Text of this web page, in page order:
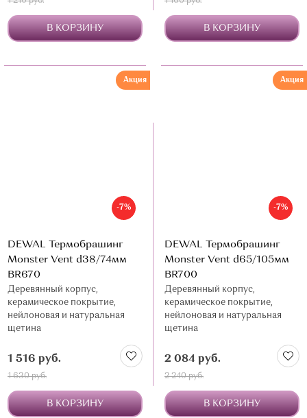
В КОРЗИНУ В КОРЗИНУ
-7%
Акция
DEWAL Термобрашинг
Monster Vent d38/74мм
BR670
Деревянный корпус,
керамическое покрытие,
нейлоновая и натуральная
щетина
1 516 руб.
1 630 руб.
В КОРЗИНУ
-7%
Акция
DEWAL Термобрашинг
Monster Vent d65/105мм
BR700
Деревянный корпус,
керамическое покрытие,
нейлоновая и натуральная
щетина
2 084 руб.
2 240 руб.
В КОРЗИНУ